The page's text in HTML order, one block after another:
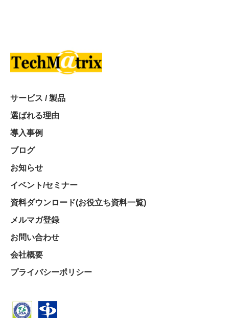
サービス / 製品
選ばれる理由
導入事例
ブログ
お知らせ
イベント/セミナー
資料ダウンロード(お役立ち資料一覧)
メルマガ登録
お問い合わせ
会社概要
プライバシーポリシー